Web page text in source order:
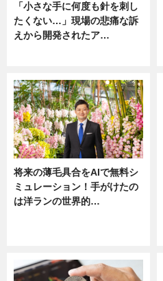
「小さな手に何度も針を刺し
たくない…」現場の悲痛な訴
えから開発されたア…
将来の薄毛具合をAIで無料シ
ミュレーション！手がけたの
は洋ランの世界的…